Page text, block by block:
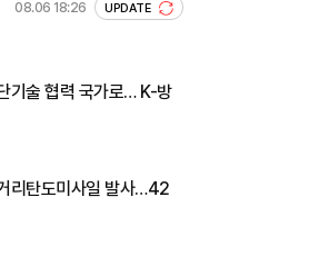
08.06 18:26 UPDATE
기술 협력 국가로… K-방
리탄도미사일 발사…42